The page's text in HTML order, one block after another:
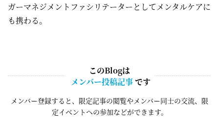
ガーマネジメントファシリテーターとしてメンタルケアに
も携わる。
このBlogは
メンバー投稿記事です
メンバー登録すると、限定記事の閲覧やメンバー同士の交流、限
定イベントへの参加などができます。